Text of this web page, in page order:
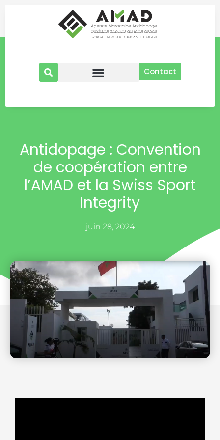
Contact
Antidopage : Convention
de coopération entre
l’AMAD et la Swiss Sport
Integrity
juin 28, 2024